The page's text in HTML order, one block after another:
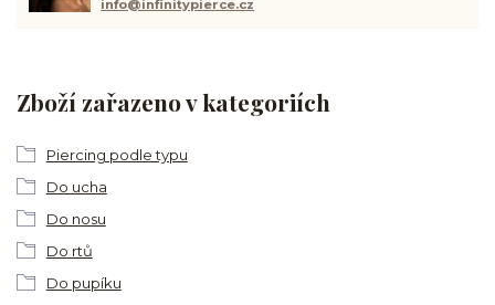
Zboží zařazeno v kategoriích
Piercing podle typu
Do ucha
Do nosu
Do rtů
Do pupíku
info@infinitypierce.cz